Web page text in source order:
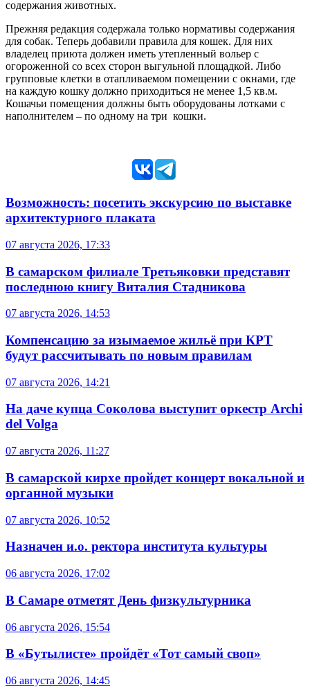
содержания животных.
Прежняя редакция содержала только нормативы содержания
для собак. Теперь добавили правила для кошек. Для них
владелец приюта должен иметь утепленный вольер с
огороженной со всех сторон выгульной площадкой. Либо
групповые клетки в отапливаемом помещении с окнами, где
на каждую кошку должно приходиться не менее 1,5 кв.м.
Кошачьи помещения должны быть оборудованы лотками с
наполнителем – по одному на три кошки.
Возможность: посетить экскурсию по выставке
архитектурного плаката
07 августа 2026, 17:33
В самарском филиале Третьяковки представят
последнюю книгу Виталия Стадникова
07 августа 2026, 14:53
Компенсацию за изымаемое жильё при КРТ
будут рассчитывать по новым правилам
07 августа 2026, 14:21
На даче купца Соколова выступит оркестр Archi
del Volga
07 августа 2026, 11:27
В самарской кирхе пройдет концерт вокальной и
органной музыки
07 августа 2026, 10:52
Назначен и.о. ректора института культуры
06 августа 2026, 17:02
В Самаре отметят День физкультурника
06 августа 2026, 15:54
В «Бутылисте» пройдёт «Тот самый своп»
06 августа 2026, 14:45